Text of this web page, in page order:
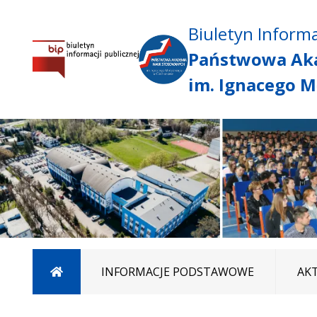
Biuletyn
Państwowa
im. Ignacego
Strona głównaINFORMACJE PODSTAWOWE